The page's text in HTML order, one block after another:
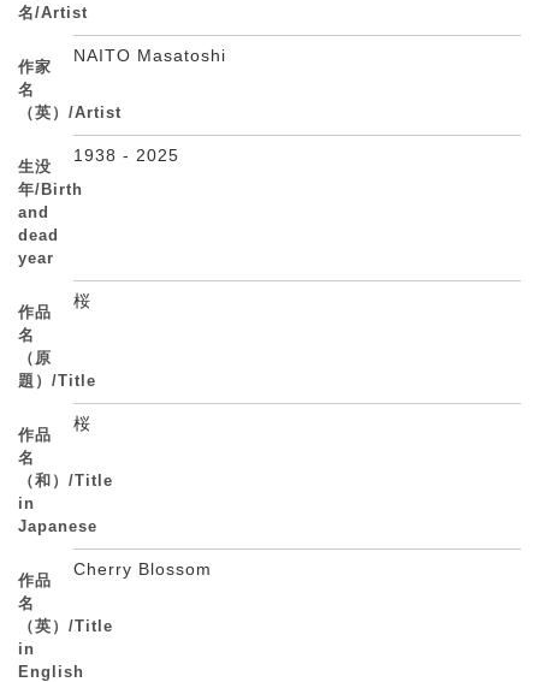
名/Artist
作家
名
（英）/Artist
NAITO Masatoshi
生没
年/Birth
and
dead
year
1938 - 2025
作品
名
（原
題）/Title
桜
作品
名
（和）/Title
in
Japanese
桜
作品
名
（英）/Title
in
English
Cherry Blossom